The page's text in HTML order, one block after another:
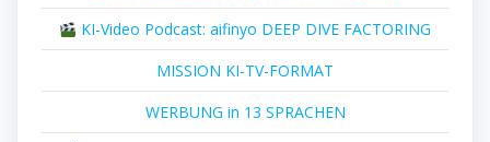
KI-Video Podcast: aifinyo DEEP DIVE FACTORING
MISSION KI-TV-FORMAT
WERBUNG in 13 SPRACHEN